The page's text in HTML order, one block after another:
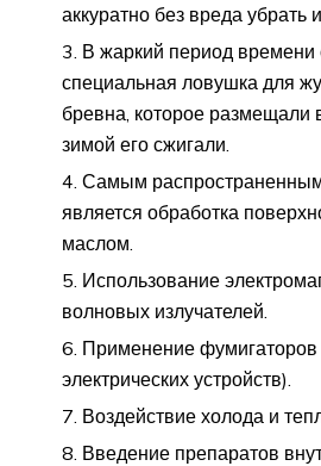
аккуратно без вреда убрать
В жаркий период времени
специальная ловушка для
бревна, которое размещали
зимой его сжигали.
Самым
является обработка
маслом.
Использование
волновых излучателей.
Применение фумигаторов
электрических устройств).
Воздействие холода и
Введение препаратов